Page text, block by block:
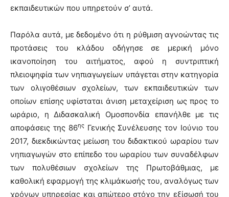
εκπαιδευτικών που υπηρετούν σ’ αυτά.
Παρόλα αυτά, με δεδομένο ότι η ρύθμιση αγνοώντας τις
προτάσεις του κλάδου οδήγησε σε μερική μόνο
ικανοποίηση του αιτήματος, αφού η συντριπτική
πλειοψηφία των νηπιαγωγείων υπάγεται στην κατηγορία
των ολιγοθέσιων σχολείων, των εκπαιδευτικών των
οποίων επίσης υφίσταται άνιση μεταχείριση ως προς το
ωράριο, η Διδασκαλική Ομοσπονδία επανήλθε με τις
αποφάσεις της 86ηςΓενικής Συνέλευσης τον Ιούνιο του
2017, διεκδικώντας μείωση του διδακτικού ωραρίου των
νηπιαγωγών στο επίπεδο του ωραρίου των συναδέλφων
των πολυθέσιων σχολείων της Πρωτοβάθμιας, με
καθολική εφαρμογή της κλιμάκωσής του, αναλόγως των
χρόνων υπηρεσίας και απώτερο στόχο την εξίσωσή του